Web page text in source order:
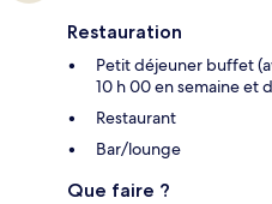
Restauration
Petit déjeuner buffet
10 h 00 en semaine et
Restaurant
Bar/lounge
Que faire ?